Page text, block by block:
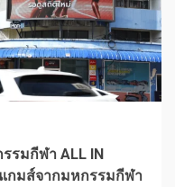
รมกีฬา ALL IN
เกมส์จากมหกรรมกีฬา